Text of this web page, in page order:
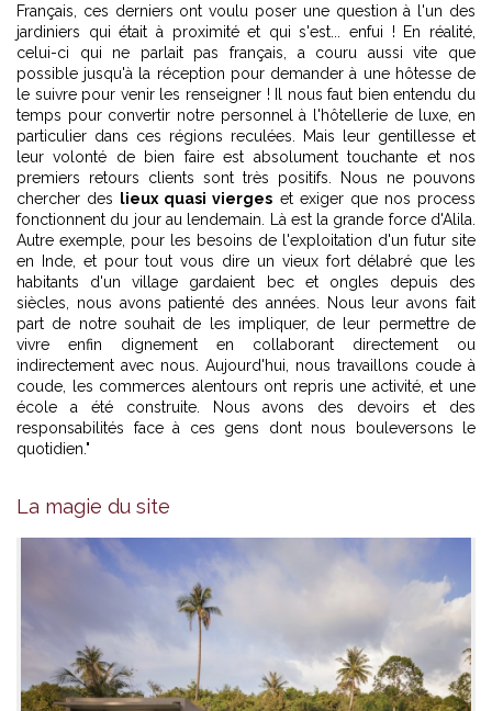
Français, ces derniers ont voulu poser une question à l'un des
jardiniers qui était à proximité et qui s'est... enfui ! En réalité,
celui-ci qui ne parlait pas français, a couru aussi vite que
possible jusqu'à la réception pour demander à une hôtesse de
le suivre pour venir les renseigner ! Il nous faut bien entendu du
temps pour convertir notre personnel à l'hôtellerie de luxe, en
particulier dans ces régions reculées. Mais leur gentillesse et
leur volonté de bien faire est absolument touchante et nos
premiers retours clients sont très positifs. Nous ne pouvons
chercher des
lieux quasi vierges et exiger que nos process
fonctionnent du jour au lendemain. Là est la grande force d'Alila.
Autre exemple, pour les besoins de l'exploitation d'un futur site
en Inde, et pour tout vous dire un vieux fort délabré que les
habitants d'un village gardaient bec et ongles depuis des
siècles, nous avons patienté des années. Nous leur avons fait
part de notre souhait de les impliquer, de leur permettre de
vivre enfin dignement en collaborant directement ou
indirectement avec nous. Aujourd'hui, nous travaillons coude à
coude, les commerces alentours ont repris une activité, et une
école a été construite. Nous avons des devoirs et des
responsabilités face à ces gens dont nous bouleversons le
quotidien."
La magie du siteAlila Villas Koh Russey - Cambodge